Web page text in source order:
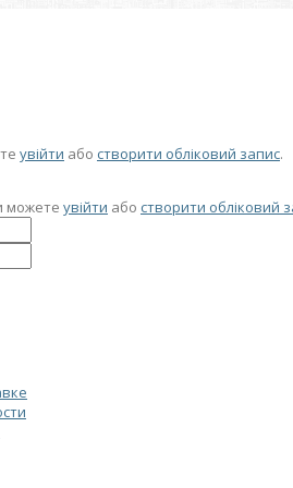
увійти або створити обліковий запис.
можете увійти або створити обліковий